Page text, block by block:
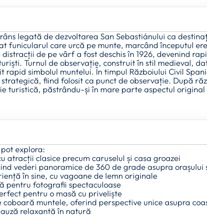
legată de dezvoltarea San Sebastiánului ca
funicularul care urcă pe munte, marcând începutul
de pe vârf a fost deschis în 1926, devenind
Turnul de observație, construit în stil medieval,
rapid simbolul muntelui. În timpul Războiului Civil
fiind folosit ca punct de observație. După
turistică, păstrându-și în mare parte aspectul original
explora:
atracții clasice precum caruselul și casa groazei
vederi panoramice de 360 de grade asupra orașului
în sine, cu vagoane de lemn originale
pentru fotografii spectaculoase
pentru o masă cu priveliște
coboară muntele, oferind perspective unice asupra
relaxantă în natură